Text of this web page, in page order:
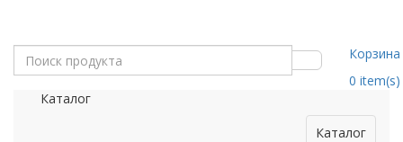
Корзина
0 item(s)
Каталог
Каталог